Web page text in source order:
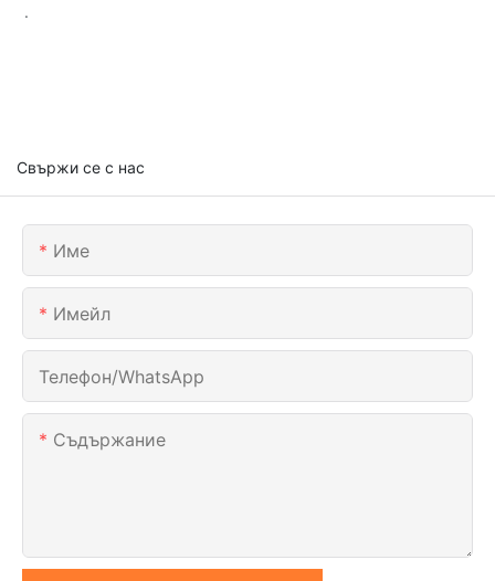
.
Свържи се с нас
Име
Имейл
Телефон/WhatsApp
Съдържание